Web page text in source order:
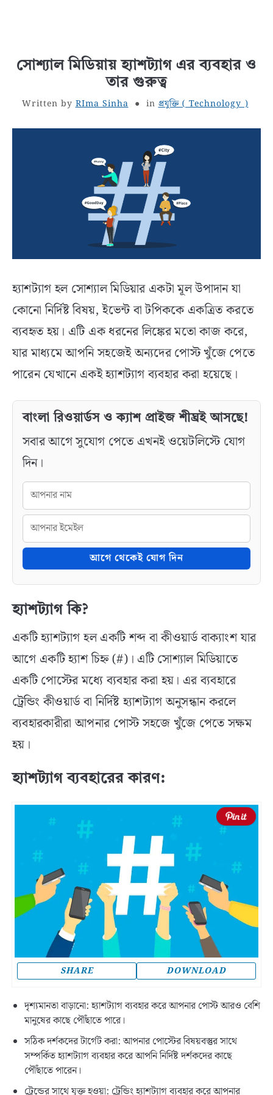
সোশ্যাল মিডিয়ায় হ্যাশট্যাগ এর ব্যবহার ও
তার গুরুত্ব
Written byRIma Sinha inপ্রযুক্তি ( Technology )
হ্যাশট্যাগ হল সোশ্যাল মিডিয়ার একটা মূল উপাদান যা
কোনো নির্দিষ্ট বিষয়, ইভেন্ট বা টপিককে একত্রিত করতে
ব্যবহৃত হয়। এটি এক ধরনের লিঙ্কের মতো কাজ করে,
যার মাধ্যমে আপনি সহজেই অন্যদের পোস্ট খুঁজে পেতে
পারেন যেখানে একই হ্যাশট্যাগ ব্যবহার করা হয়েছে।
বাংলা রিওয়ার্ডস ও ক্যাশ প্রাইজ শীঘ্রই আসছে!
সবার আগে সুযোগ পেতে এখনই ওয়েটলিস্টে যোগ
দিন।
আগে থেকেই যোগ দিন
হ্যাশট্যাগ কি?
একটি হ্যাশট্যাগ হল একটি শব্দ বা কীওয়ার্ড বাক্যাংশ যার
আগে একটি হ্যাশ চিহ্ন (#)। এটি সোশ্যাল মিডিয়াতে
একটি পোস্টের মধ্যে ব্যবহার করা হয়। এর ব্যবহারে
ট্রেন্ডিং কীওয়ার্ড বা নির্দিষ্ট হ্যাশট্যাগ অনুসন্ধান করলে
ব্যবহারকারীরা আপনার পোস্ট সহজে খুঁজে পেতে সক্ষম
হয়।
হ্যাশট্যাগ ব্যবহারের কারণ:
SHARE DOWNLOAD
দৃশ্যমানতা বাড়ানো: হ্যাশট্যাগ ব্যবহার করে আপনার পোস্ট আরও বেশি
মানুষের কাছে পৌঁছাতে পারে।
সঠিক দর্শকদের টার্গেট করা: আপনার পোস্টের বিষয়বস্তুর সাথে
সম্পর্কিত হ্যাশট্যাগ ব্যবহার করে আপনি নির্দিষ্ট দর্শকদের কাছে
পৌঁছাতে পারেন।
ট্রেন্ডের সাথে যুক্ত হওয়া: ট্রেন্ডিং হ্যাশট্যাগ ব্যবহার করে আপনার